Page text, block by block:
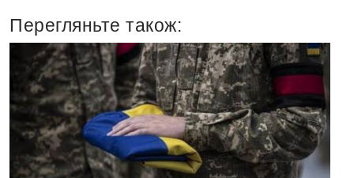
Перегляньте також: